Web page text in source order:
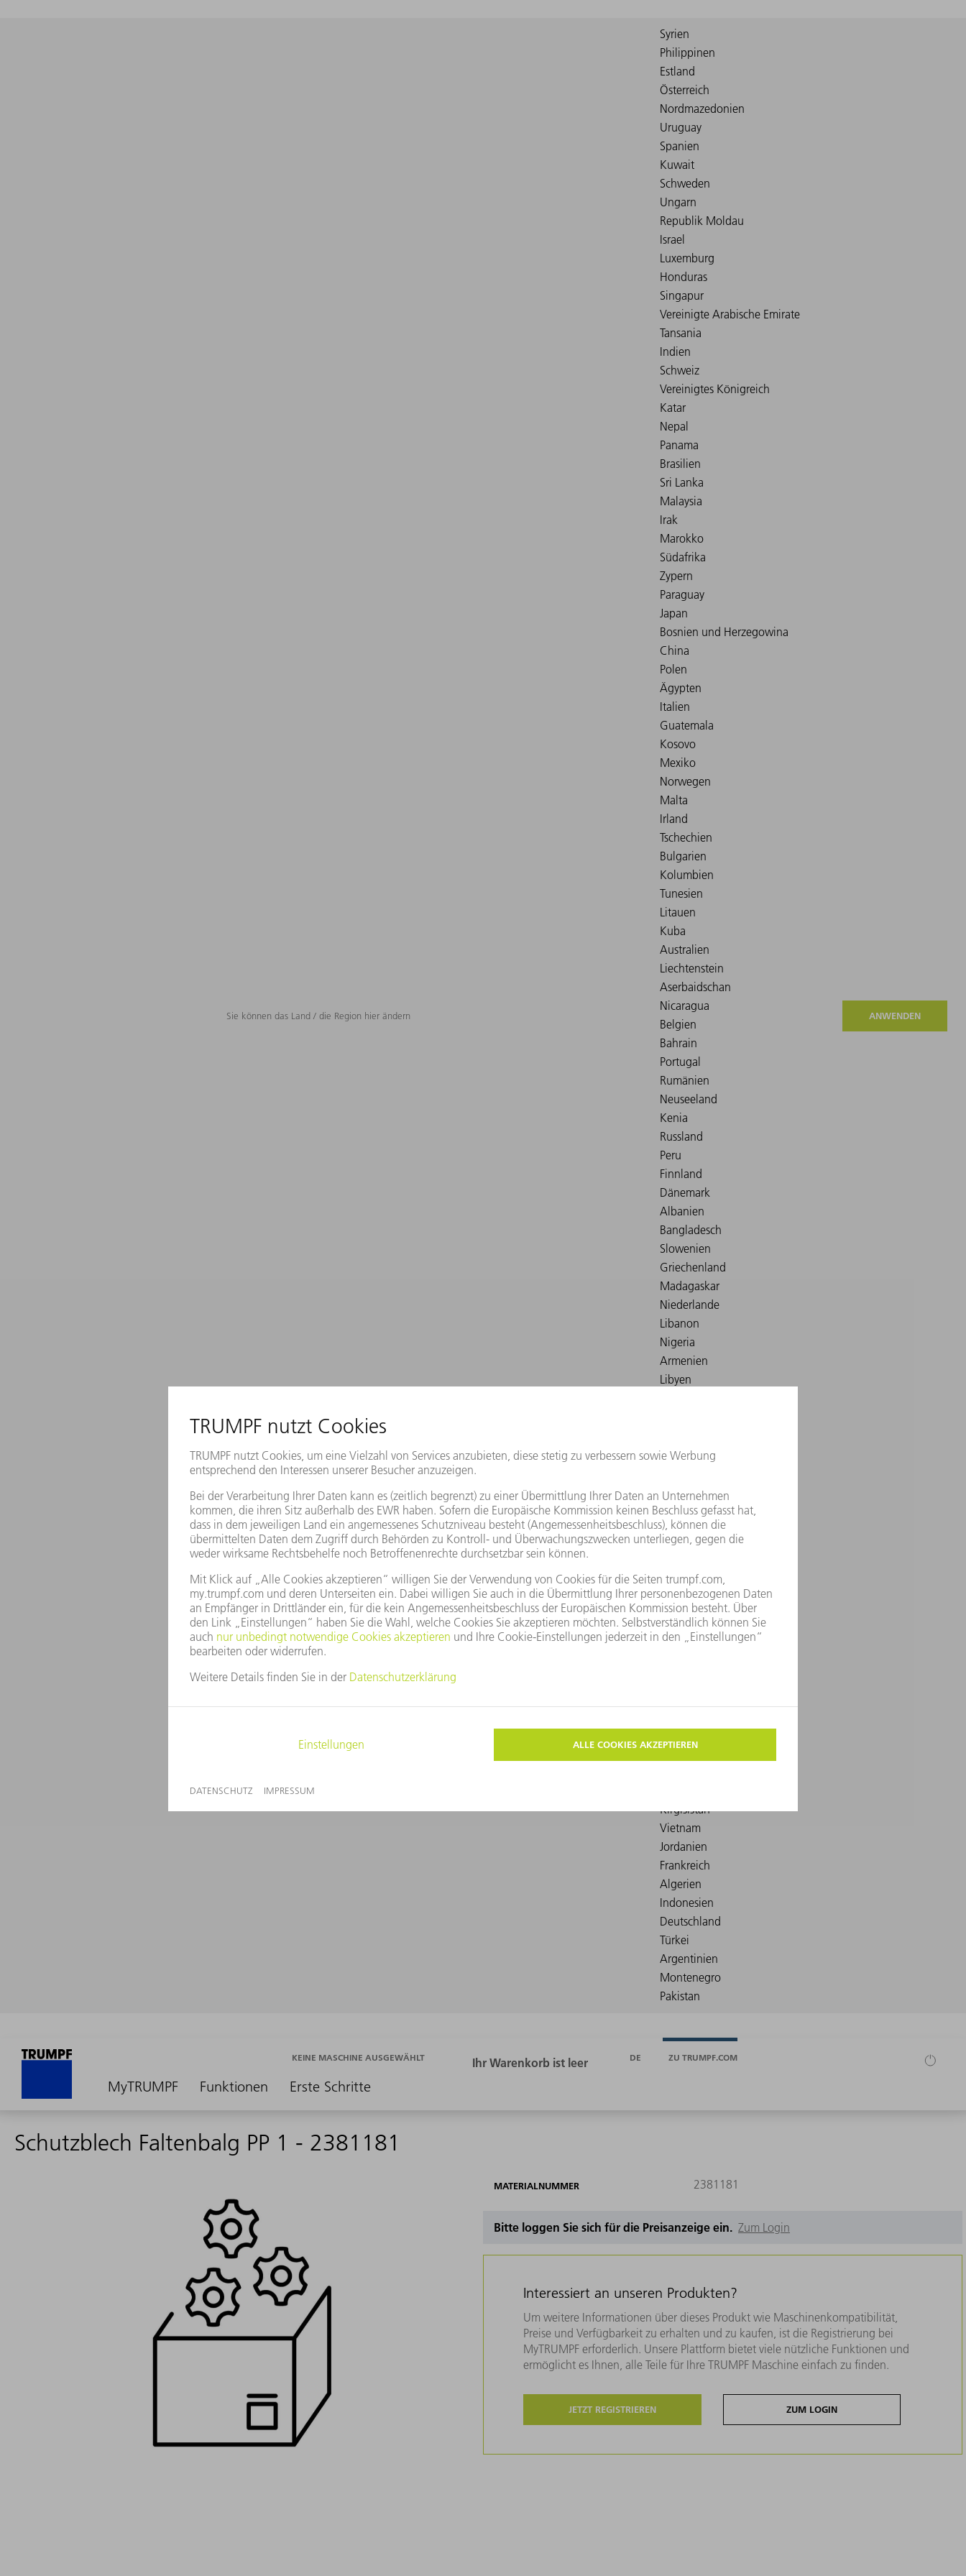
Sie können das Land / die Region hier ändern ANWENDEN
MyTRUMPF Funktionen Erste Schritte
KEINE MASCHINE AUSGEWÄHLT DE ZU TRUMPF.COM
Schutzblech Faltenbalg PP 1 - 2381181
MATERIALNUMMER 2381181
Bitte loggen Sie sich für die Preisanzeige ein. Zum Login
Interessiert an unseren Produkten?
Um weitere Informationen über dieses Produkt wie Maschinenkompatibilität,
Preise und Verfügbarkeit zu erhalten und zu kaufen, ist die Registrierung bei
MyTRUMPF erforderlich. Unsere Plattform bietet viele nützliche Funktionen und
ermöglicht es Ihnen, alle Teile für Ihre TRUMPF Maschine einfach zu finden.
JETZT REGISTRIEREN ZUM LOGIN